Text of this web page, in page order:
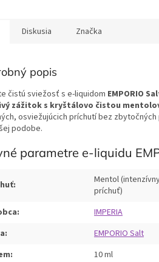
Diskusia Značka
popis
čistú sviežosť s e-liquidom EMPORIO
zážitok s kryštálovo čistou
osviežujúcich príchutí bez
podobe.
parametre e-liquidu
Mentol
príchuť)
IMPERIA
EMPORIO Salt
10 ml